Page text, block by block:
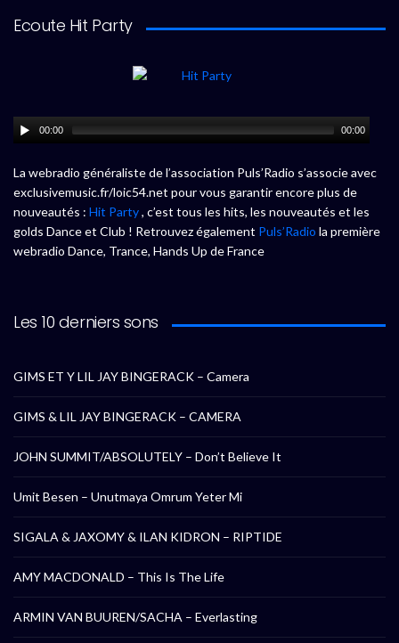
Ecoute Hit Party
00:00 00:00
La webradio généraliste de l’association Puls’Radio s’associe avec
exclusivemusic.fr/loic54.net pour vous garantir encore plus de
nouveautés : Hit Party, c’est tous les hits, les nouveautés et les
golds Dance et Club ! Retrouvez également Puls’Radio la première
webradio Dance, Trance, Hands Up de France
Les 10 derniers sons
GIMS ET Y LIL JAY BINGERACK – Camera
GIMS & LIL JAY BINGERACK – CAMERA
JOHN SUMMIT/ABSOLUTELY – Don’t Believe It
Umit Besen – Unutmaya Omrum Yeter Mi
SIGALA & JAXOMY & ILAN KIDRON – RIPTIDE
AMY MACDONALD – This Is The Life
ARMIN VAN BUUREN/SACHA – Everlasting